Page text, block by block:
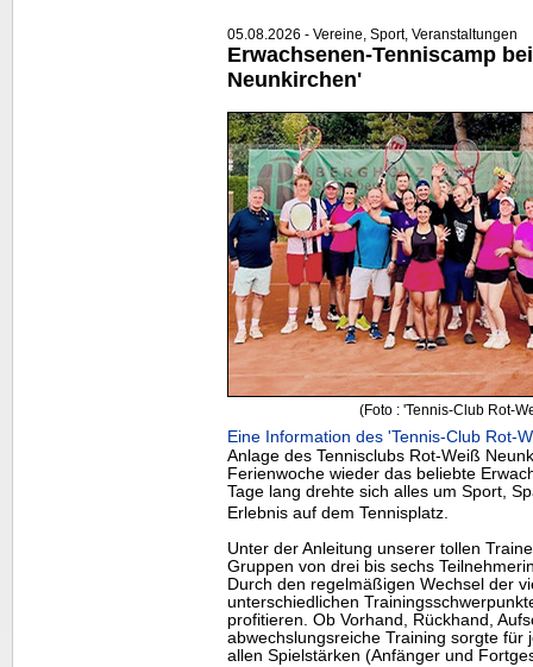
05.08.2026 - Vereine, Sport, Veranstaltungen
Erwachsenen-Tenniscamp
Neunkirchen'
(Foto : 'Tennis-Club Rot-
Eine Information des 'Tennis-Club
Anlage des Tennisclubs Rot-Weiß
Ferienwoche wieder das beliebte
Tage lang drehte sich alles um Sport,
Erlebnis auf dem Tennisplatz.
Unter der Anleitung unserer tollen
Gruppen von drei bis sechs
Durch den regelmäßigen Wechsel der
unterschiedlichen
profitieren. Ob Vorhand, Rückhand,
abwechslungsreiche Training sorgte für
allen Spielstärken (Anfänger und